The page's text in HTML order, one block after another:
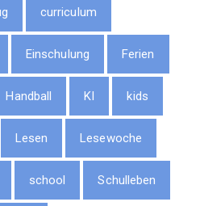
curriculum
Einschulung Ferien
Handball KI kids
Lesen Lesewoche
school Schulleben